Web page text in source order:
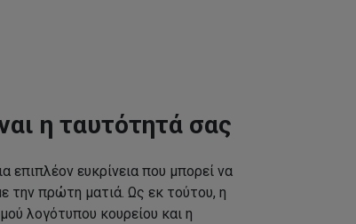
η ταυτότητά σας
επιπλέον ευκρίνεια που μπορεί να
την πρώτη ματιά. Ως εκ τούτου, η
λογότυπου κουρείου και η